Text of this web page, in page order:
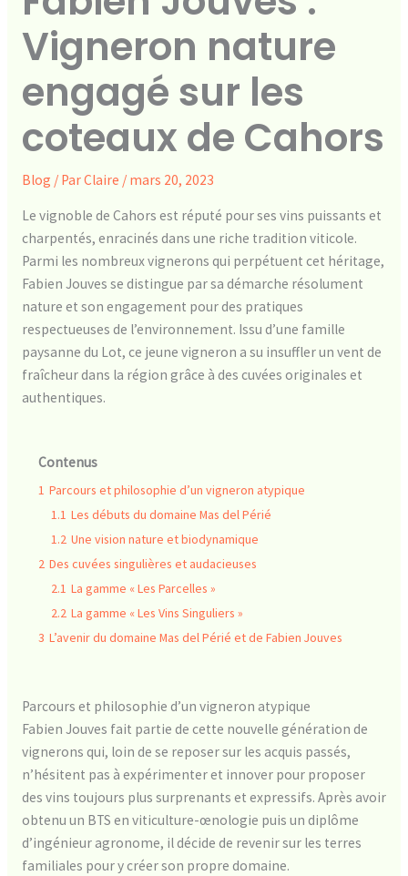
Vigneron nature
engagé sur les
coteaux de Cahors
Blog / ParClaire / mars 20, 2023
Le vignoble de Cahors est réputé pour ses vins puissants et
charpentés, enracinés dans une riche tradition viticole.
Parmi les nombreux vignerons qui perpétuent cet héritage,
Fabien Jouves se distingue par sa démarche résolument
nature et son engagement pour des pratiques
respectueuses de l’environnement. Issu d’une famille
paysanne du Lot, ce jeune vigneron a su insuffler un vent de
fraîcheur dans la région grâce à des cuvées originales et
authentiques.
Contenus
1 Parcours et philosophie d’un vigneron atypique
1.1 Les débuts du domaine Mas del Périé
1.2 Une vision nature et biodynamique
2 Des cuvées singulières et audacieuses
2.1 La gamme « Les Parcelles »
2.2 La gamme « Les Vins Singuliers »
3 L’avenir du domaine Mas del Périé et de Fabien Jouves
Parcours et philosophie d’un vigneron atypique
Fabien Jouves fait partie de cette nouvelle génération de
vignerons qui, loin de se reposer sur les acquis passés,
n’hésitent pas à expérimenter et innover pour proposer
des vins toujours plus surprenants et expressifs. Après avoir
obtenu un BTS en viticulture-œnologie puis un diplôme
d’ingénieur agronome, il décide de revenir sur les terres
familiales pour y créer son propre domaine.